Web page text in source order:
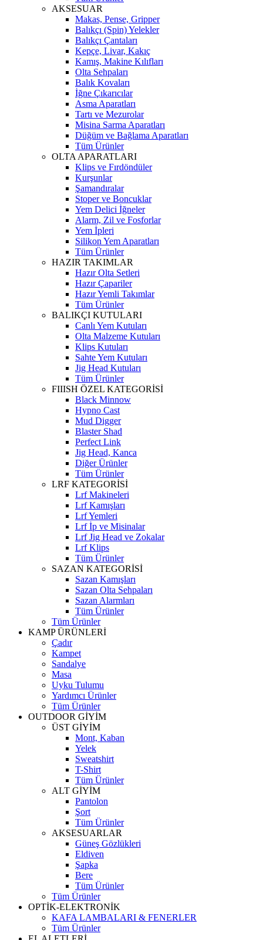
AKSESUAR
Makas, Pense, Gripper
Balıkçı (Spin) Yelekler
Balıkçı Çantaları
Kepçe, Livar, Kakıç
Kamış, Makine Kılıfları
Olta Sehpaları
Balık Kovaları
İğne Çıkarıcılar
Asma Aparatları
Tartı ve Mezurolar
Misina Sarma Aparatları
Düğüm ve Bağlama Aparatları
Tüm Ürünler
OLTA APARATLARI
Klips ve Fırdöndüler
Kurşunlar
Şamandıralar
Stoper ve Boncuklar
Yem Delici İğneler
Alarm, Zil ve Fosforlar
Yem İpleri
Silikon Yem Aparatları
Tüm Ürünler
HAZIR TAKIMLAR
Hazır Olta Setleri
Hazır Çapariler
Hazır Yemli Takımlar
Tüm Ürünler
BALIKÇI KUTULARI
Canlı Yem Kutuları
Olta Malzeme Kutuları
Klips Kutuları
Sahte Yem Kutuları
Jig Head Kutuları
Tüm Ürünler
FIIISH ÖZEL KATEGORİSİ
Black Minnow
Hypno Cast
Mud Digger
Blaster Shad
Perfect Link
Jig Head, Kanca
Diğer Ürünler
Tüm Ürünler
LRF KATEGORİSİ
Lrf Makineleri
Lrf Kamışları
Lrf Yemleri
Lrf İp ve Misinalar
Lrf Jig Head ve Zokalar
Lrf Klips
Tüm Ürünler
SAZAN KATEGORİSİ
Sazan Kamışları
Sazan Olta Sehpaları
Sazan Alarmları
Tüm Ürünler
Tüm Ürünler
KAMP ÜRÜNLERİ
Çadır
Kampet
Sandalye
Masa
Uyku Tulumu
Yardımcı Ürünler
Tüm Ürünler
OUTDOOR GİYİM
ÜST GİYİM
Mont, Kaban
Yelek
Sweatshirt
T-Shirt
Tüm Ürünler
ALT GİYİM
Pantolon
Şort
Tüm Ürünler
AKSESUARLAR
Güneş Gözlükleri
Eldiven
Şapka
Bere
Tüm Ürünler
Tüm Ürünler
OPTİK-ELEKTRONİK
KAFA LAMBALARI & FENERLER
Tüm Ürünler